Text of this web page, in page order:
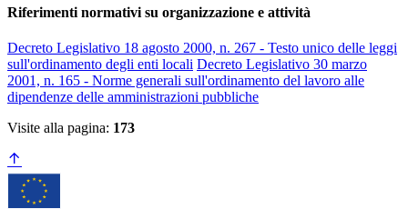
Riferimenti normativi su organizzazione e attività
Decreto Legislativo 18 agosto 2000, n. 267 - Testo unico delle leggi
sull'ordinamento degli enti locali Decreto Legislativo 30 marzo
2001, n. 165 - Norme generali sull'ordinamento del lavoro alle
dipendenze delle amministrazioni pubbliche
Visite alla pagina: 173